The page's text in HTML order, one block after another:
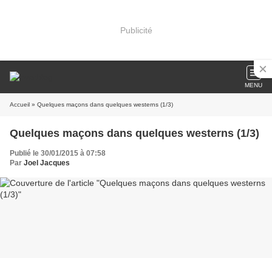
Publicité
MENU
Accueil » Quelques maçons dans quelques westerns (1/3)
Quelques maçons dans quelques westerns (1/3)
Publié le 30/01/2015 à 07:58
Par Joel Jacques